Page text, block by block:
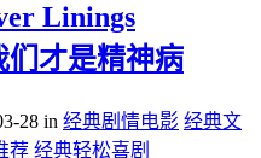
Linings
们才是精神病
28 in 经典剧情电影 经典文
荐 经典轻松喜剧